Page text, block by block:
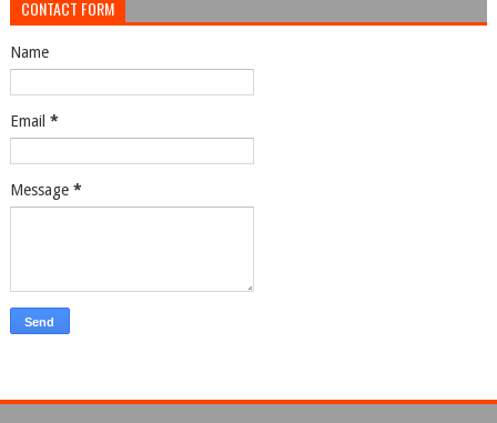
CONTACT FORM
Name
Email *
Message *